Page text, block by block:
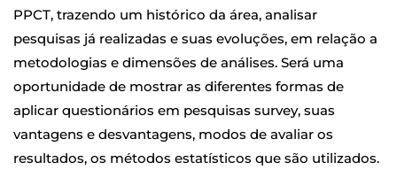
PPCT, trazendo um histórico da área, analisar
pesquisas já realizadas e suas evoluções, em relação a
metodologias e dimensões de análises. Será uma
oportunidade de mostrar as diferentes formas de
aplicar questionários em pesquisas survey, suas
vantagens e desvantagens, modos de avaliar os
resultados, os métodos estatísticos que são utilizados.